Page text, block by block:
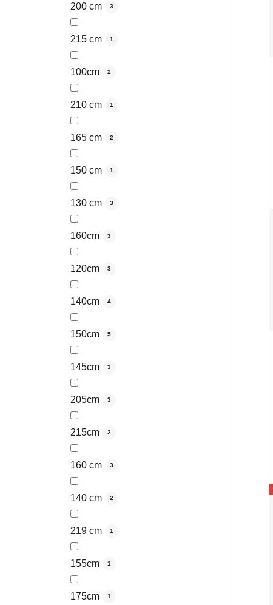
200 cm 3
215 cm 1
100cm 2
210 cm 1
165 cm 2
150 cm 1
130 cm 3
160cm 3
120cm 3
140cm 4
150cm 5
145cm 3
205cm 3
215cm 2
160 cm 3
140 cm 2
219 cm 1
155cm 1
175cm 1